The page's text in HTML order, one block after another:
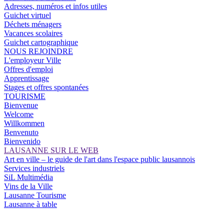
Adresses, numéros et infos utiles
Guichet virtuel
Déchets ménagers
Vacances scolaires
Guichet cartographique
NOUS REJOINDRE
L'employeur Ville
Offres d'emploi
Apprentissage
Stages et offres spontanées
TOURISME
Bienvenue
Welcome
Willkommen
Benvenuto
Bienvenido
LAUSANNE SUR LE WEB
Art en ville – le guide de l'art dans l'espace public lausannois
Services industriels
SiL Multimédia
Vins de la Ville
Lausanne Tourisme
Lausanne à table